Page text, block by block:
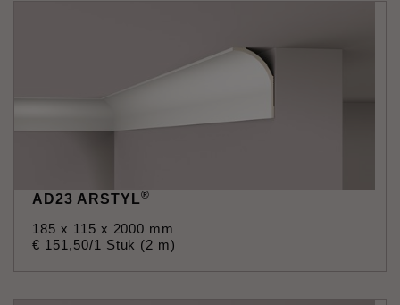
AD23 ARSTYL®
185 x 115 x 2000 mm
€ 151 ,50/1 Stuk (2 m)